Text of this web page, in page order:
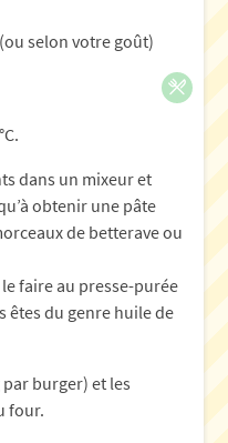
selon votre goût)
dans un mixeur et
obtenir une pâte
de betterave ou
faire au presse-purée
êtes du genre huile de
burger) et les
four.